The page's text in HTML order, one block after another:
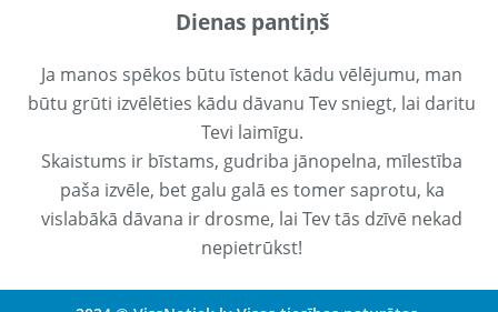
Dienas pantiņš
Ja manos spēkos būtu īstenot kādu vēlējumu, man
būtu grūti izvēlēties kādu dāvanu Tev sniegt, lai daritu
Tevi laimīgu.
Skaistums ir bīstams, gudriba jānopelna, mīlestība
paša izvēle, bet galu galā es tomer saprotu, ka
vislabākā dāvana ir drosme, lai Tev tās dzīvē nekad
nepietrūkst!